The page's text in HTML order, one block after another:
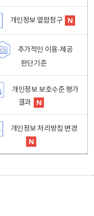
개인정보 열람청구
추가적인 이용·제공
판단기준
개인정보 보호수준 평가
결과
개인정보 처리방침 변경